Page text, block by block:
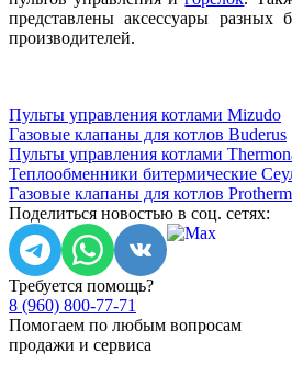
представлены аксессуары разных
производителей.
Пульты управления котлами Mizudo
Газовые клапаны для котлов Buderus
Пульты управления котлами
Теплообменники битермические
Газовые клапаны для котлов Protherm
Поделиться новостью в соц. сетях:
Требуется помощь?
8 (960) 800-77-71
Помогаем по любым вопросам
продажи и сервиса